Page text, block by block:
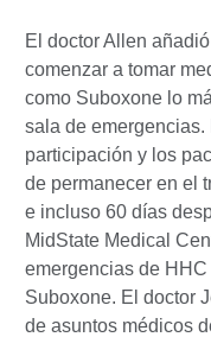
El doctor Allen
comenzar a tomar
como Suboxone lo
sala de
participación y los
de permanecer en el
e incluso 60 días
MidState Medical
emergencias de
Suboxone. El doctor
de asuntos médicos